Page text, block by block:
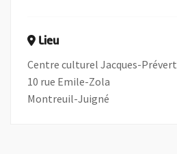
Lieu
Centre culturel Jacques-Prévert
10 rue Emile-Zola
Montreuil-Juigné